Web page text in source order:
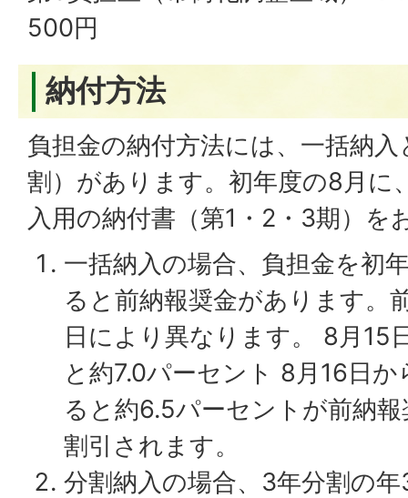
500円
納付方法
負担金の納付方法には、一括納
割）があります。初年度の8月に
入用の納付書（第1・2・3期）を
一括納入の場合、負担金を初
ると前納報奨金があります。
日により異なります。 8月15
と約7.0パーセント 8月16日
ると約6.5パーセントが前納
割引されます。
分割納入の場合、3年分割の